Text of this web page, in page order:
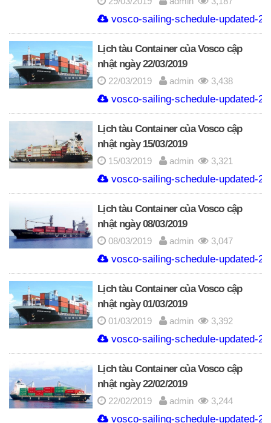
vosco-sailing-schedule-updated-
Lịch tàu Container của Vosco cập
nhật ngày 22/03/2019
22/03/2019 admin 3,438
vosco-sailing-schedule-updated-
Lịch tàu Container của Vosco cập
nhật ngày 15/03/2019
15/03/2019 admin 3,321
vosco-sailing-schedule-updated-
Lịch tàu Container của Vosco cập
nhật ngày 08/03/2019
08/03/2019 admin 3,047
vosco-sailing-schedule-updated-
Lịch tàu Container của Vosco cập
nhật ngày 01/03/2019
01/03/2019 admin 3,392
vosco-sailing-schedule-updated-
Lịch tàu Container của Vosco cập
nhật ngày 22/02/2019
22/02/2019 admin 3,244
vosco-sailing-schedule-updated-